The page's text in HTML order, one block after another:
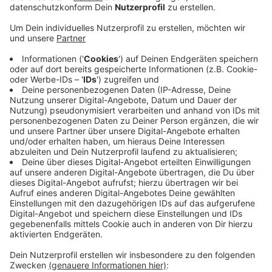
Erklärungen eingegangen.
Veröffentlicht:Freitag, 03.02.2023 09:07
Anzeige
Ende Januar lief die Frist zum Einreichen der
Grundsteuererklärung aus. Wer die Frist verpasst hat
braucht noch keine Angst haben. Dann fordert das
Finanzamt erstmal erneut die Abgabe der Erklärung.
Später folgt dann eine Abmahnung. Allein in den
letzten 5 Tagen vor der Frist haben noch über 3000
Menschen ihre Erklärungen eingereicht. Laut der
obersten Finanzbehörde in NRW hätten fast alle
Menschen im Kreis ihre Informationen digital
eingereicht.
Anzeige